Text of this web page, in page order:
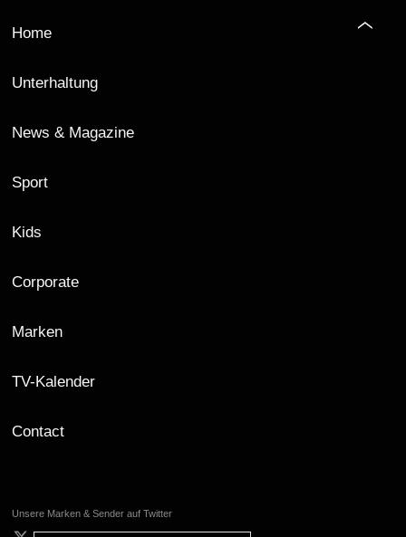
Home
Unterhaltung
News & Magazine
Sport
Kids
Corporate
Marken
TV-Kalender
Contact
Unsere Marken & Sender auf Twitter